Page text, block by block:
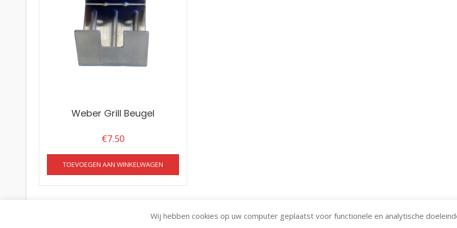
Weber Grill Beugel
€7.50
TOEVOEGEN AAN WINKELWAGEN
Wij hebben cookies op uw computer geplaatst voor functionele en analytische